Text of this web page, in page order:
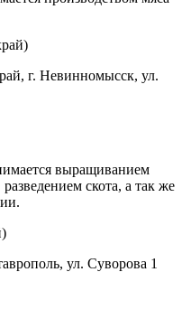
г. Невинномысск, ул.
выращиванием
скота, а так же
ул. Суворова 1